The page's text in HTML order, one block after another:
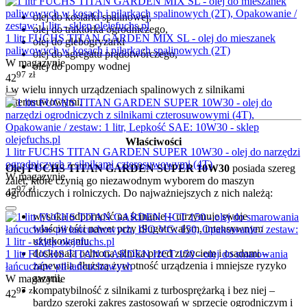
olej do kosiarki spalinowej,
olej do traktorka ogrodniczego,
olej do glebogryzarki
olej do agregatu prądotwórczego,
olej do pompy wodnej
i w wielu innych urządzeniach spalinowych z silnikami
czterosuwowymi.
Właściwości
Olej FUCHS TITAN GARDEN SUPER 10W30 posiada szereg
zalet, które czynią go niezawodnym wyborem do maszyn
ogrodniczych i rolniczych. Do najważniejszych z nich należą:
wysoka odporność na ścinanie – utrzymuje swoje
właściwości nawet przy długotrwałym, intensywnym
użytkowaniu,
doskonała ochrona silnika przed zużyciem i osadami –
zapewnia dłuższą żywotność urządzenia i mniejsze ryzyko
awarii,
kompatybilność z silnikami z turbosprężarką i bez niej –
bardzo szeroki zakres zastosowań w sprzęcie ogrodniczym i
1 litr FUCHS TITAN GARDEN MIX SL - olej do mieszanek
paliwowych w kosach i pilarkach spalinowych (2T)
W magazynie
4297 zł
1 litr FUCHS TITAN GARDEN SUPER 10W30 - olej do narzędzi
ogrodniczych z silnikami czterosuwowymi (4T)
W magazynie
4797 zł
1 litr FUCHS TITAN GARDEN HCT 150 - olej do smarowania
łańcuchów pił łańcuchowych
W magazynie
4297 zł